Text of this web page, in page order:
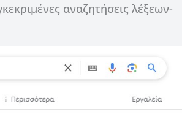
αναζητήσεις λέξεων-